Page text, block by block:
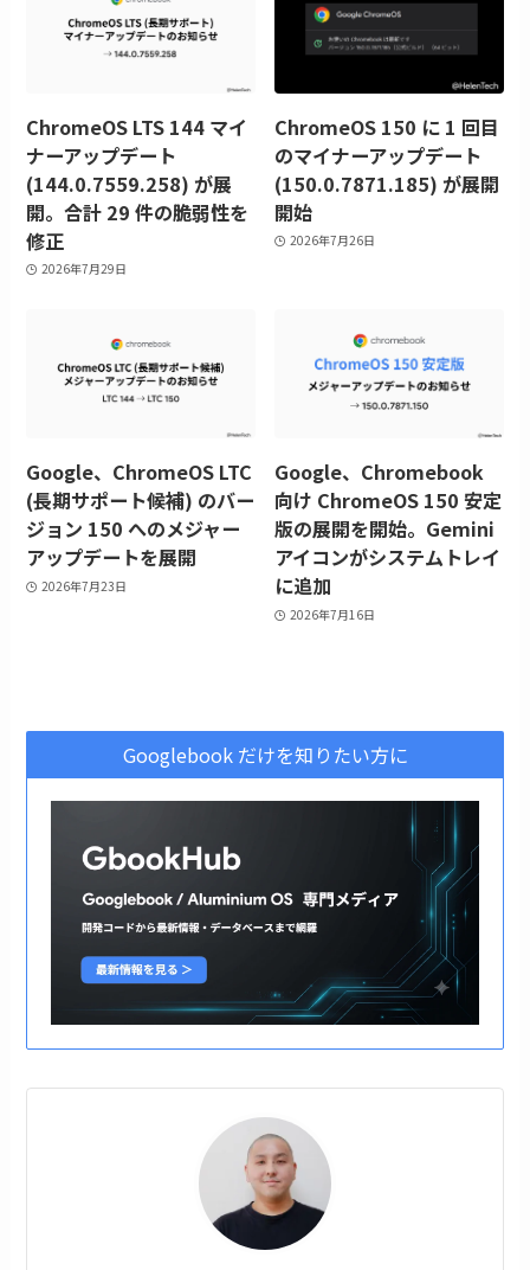
ChromeOS LTS 144 マイ
ナーアップデート
(144.0.7559.258) が展
開。合計 29 件の脆弱性を
修正
2026年7月29日
ChromeOS 150 に 1 回目
のマイナーアップデート
(150.0.7871.185) が展開
開始
2026年7月26日
Google、ChromeOS LTC
(長期サポート候補) のバー
ジョン 150 へのメジャー
アップデートを展開
2026年7月23日
Google、Chromebook
向け ChromeOS 150 安定
版の展開を開始。Gemini
アイコンがシステムトレイ
に追加
2026年7月16日
Googlebook だけを知りたい方に